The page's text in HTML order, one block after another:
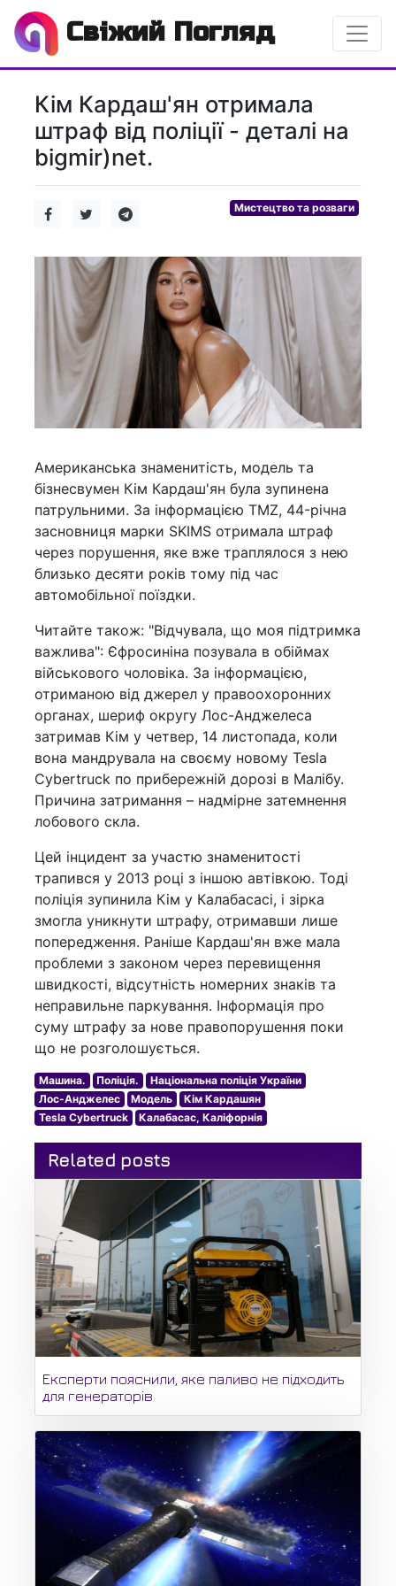
Свіжий Погляд
Кім Кардаш'ян отримала
штраф від поліції - деталі на
bigmir)net.
Мистецтво та розваги
Американська знаменитість, модель та
бізнесвумен Кім Кардаш'ян була зупинена
патрульними. За інформацією TMZ, 44-річна
засновниця марки SKIMS отримала штраф
через порушення, яке вже траплялося з нею
близько десяти років тому під час
автомобільної поїздки.
Читайте також: "Відчувала, що моя підтримка
важлива": Єфросиніна позувала в обіймах
військового чоловіка. За інформацією,
отриманою від джерел у правоохоронних
органах, шериф округу Лос-Анджелеса
затримав Кім у четвер, 14 листопада, коли
вона мандрувала на своєму новому Tesla
Cybertruck по прибережній дорозі в Малібу.
Причина затримання – надмірне затемнення
лобового скла.
Цей інцидент за участю знаменитості
трапився у 2013 році з іншою автівкою. Тоді
поліція зупинила Кім у Калабасасі, і зірка
змогла уникнути штрафу, отримавши лише
попередження. Раніше Кардаш'ян вже мала
проблеми з законом через перевищення
швидкості, відсутність номерних знаків та
неправильне паркування. Інформація про
суму штрафу за нове правопорушення поки
що не розголошується.
Машина. Поліція.
Національна поліція України
Лос-Анджелес
Модель
Кім Кардашян
Tesla Cybertruck
Калабасас, Каліфорнія
Related posts
Експерти пояснили, яке паливо не підходить
для генераторів